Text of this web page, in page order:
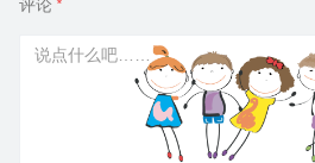
评论 *